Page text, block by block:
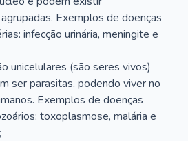
Exemplos de doenças
infecção urinária, meningite e
unicelulares (são seres vivos)
ser parasitas, podendo viver no
Exemplos de doenças
toxoplasmose, malária e